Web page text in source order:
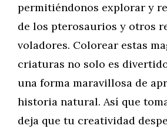
permitiéndonos explorar y
de los pterosaurios y otros
voladores. Colorear estas
criaturas no solo es
una forma maravillosa de
historia natural. Así que
deja que tu creatividad